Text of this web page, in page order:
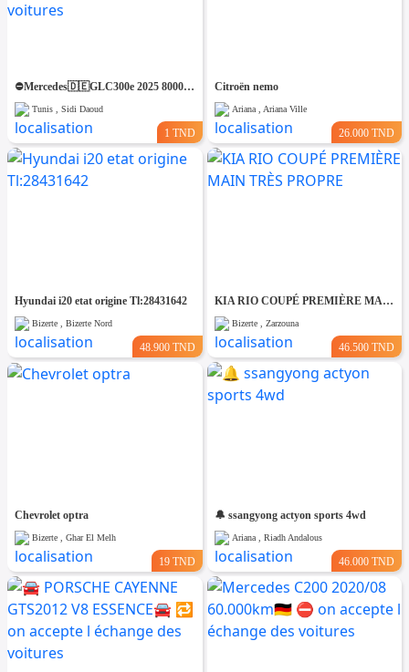
⛔️Mercedes🇩🇪GLC300e 2025 8000km 4matic⛔️ 🔁 on accepte l échange des voitures
Tunis , Sidi Daoud
1 TND
Citroën nemo
Ariana , Ariana Ville
26.000 TND
Hyundai i20 etat origine Tl:28431642
Bizerte , Bizerte Nord
48.900 TND
KIA RIO COUPÉ PREMIÈRE MAIN TRÈS PROPRE
Bizerte , Zarzouna
46.500 TND
Chevrolet optra
Bizerte , Ghar El Melh
19 TND
🔔 ssangyong actyon sports 4wd
Ariana , Riadh Andalous
46.000 TND